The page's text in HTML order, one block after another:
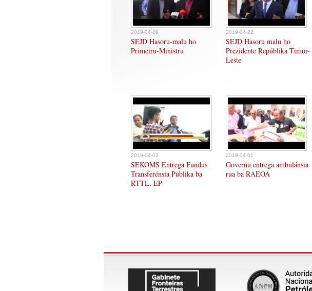
2019-04-29
SEJD Hasoru-malu ho
Primeiru-Ministru
2019-04-22
SEJD Hasoru malu ho
Prezidente Repúblika Timor-
Leste
2019-04-02
SEKOMS Entrega Fundus
Transferénsia Públika ba
RTTL, EP
2019-04-01
Governu entrega ambulánsia
rua ba RAEOA